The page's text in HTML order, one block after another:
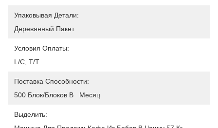
Упаковывая Детали:
Деревянный Пакет
Условия Оплаты:
L/C, T/T
Поставка Способности:
500 Блок/блоков В   Месяц
Выделить: